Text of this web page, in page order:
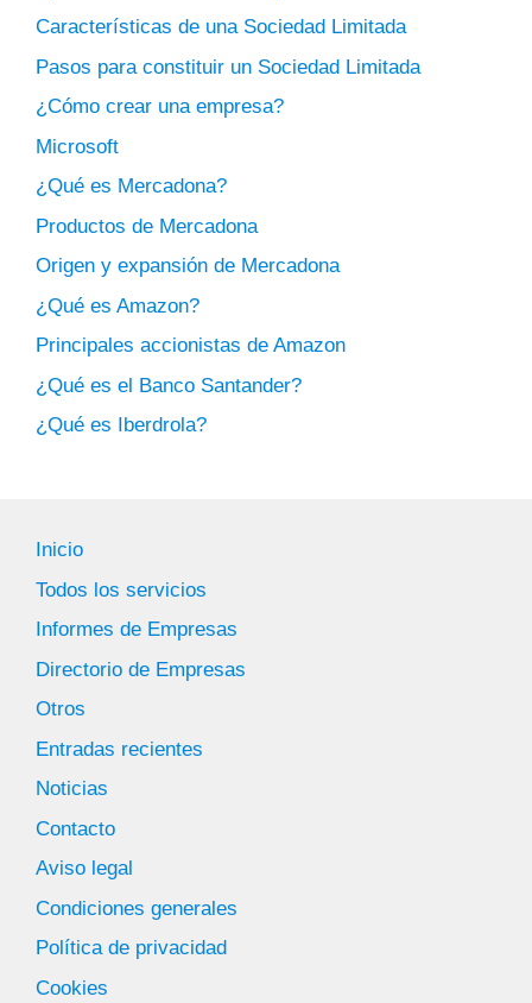
Características de una Sociedad Limitada
Pasos para constituir un Sociedad Limitada
¿Cómo crear una empresa?
Microsoft
¿Qué es Mercadona?
Productos de Mercadona
Origen y expansión de Mercadona
¿Qué es Amazon?
Principales accionistas de Amazon
¿Qué es el Banco Santander?
¿Qué es Iberdrola?
Inicio
Todos los servicios
Informes de Empresas
Directorio de Empresas
Otros
Entradas recientes
Noticias
Contacto
Aviso legal
Condiciones generales
Política de privacidad
Cookies